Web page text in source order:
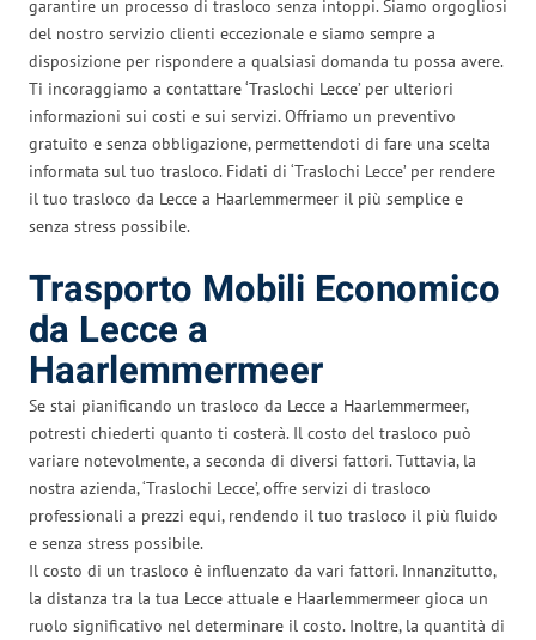
garantire un processo di trasloco senza intoppi. Siamo orgogliosi
del nostro servizio clienti eccezionale e siamo sempre a
disposizione per rispondere a qualsiasi domanda tu possa avere.
Ti incoraggiamo a contattare ‘Traslochi Lecce’ per ulteriori
informazioni sui costi e sui servizi. Offriamo un preventivo
gratuito e senza obbligazione, permettendoti di fare una scelta
informata sul tuo trasloco. Fidati di ‘Traslochi Lecce’ per rendere
il tuo trasloco da Lecce a Haarlemmermeer il più semplice e
senza stress possibile.
Trasporto Mobili Economico
da Lecce a
Haarlemmermeer
Se stai pianificando un trasloco da Lecce a Haarlemmermeer,
potresti chiederti quanto ti costerà. Il costo del trasloco può
variare notevolmente, a seconda di diversi fattori. Tuttavia, la
nostra azienda, ‘Traslochi Lecce’, offre servizi di trasloco
professionali a prezzi equi, rendendo il tuo trasloco il più fluido
e senza stress possibile.
Il costo di un trasloco è influenzato da vari fattori. Innanzitutto,
la distanza tra la tua Lecce attuale e Haarlemmermeer gioca un
ruolo significativo nel determinare il costo. Inoltre, la quantità di